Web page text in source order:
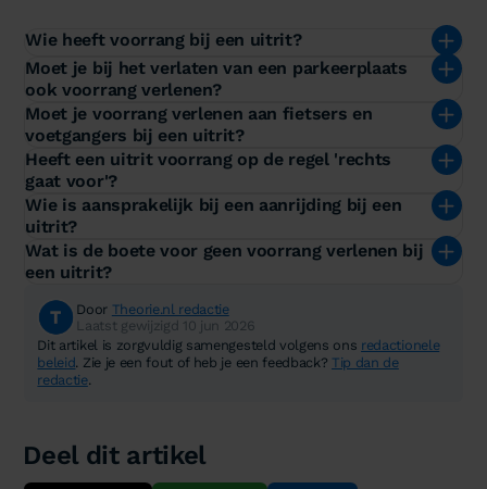
Wie heeft voorrang bij een uitrit?
Moet je bij het verlaten van een parkeerplaats
ook voorrang verlenen?
Moet je voorrang verlenen aan fietsers en
voetgangers bij een uitrit?
Heeft een uitrit voorrang op de regel 'rechts
gaat voor'?
Wie is aansprakelijk bij een aanrijding bij een
uitrit?
Wat is de boete voor geen voorrang verlenen bij
een uitrit?
Door Theorie.nl redactie
Laatst gewijzigd 10 jun 2026
Dit artikel is zorgvuldig samengesteld volgens ons redactionele
beleid. Zie je een fout of heb je een feedback? Tip dan de
redactie.
Deel dit artikel